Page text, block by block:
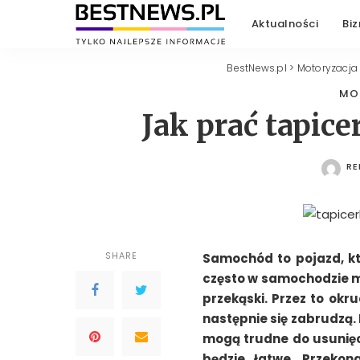
Aktualności
BestNews.pl > Motoryzacja
Jak prać
SHARE
Samochód to pojazd,
często w samochodzie
przekąski. Przez to
następnie się
mogą trudne do